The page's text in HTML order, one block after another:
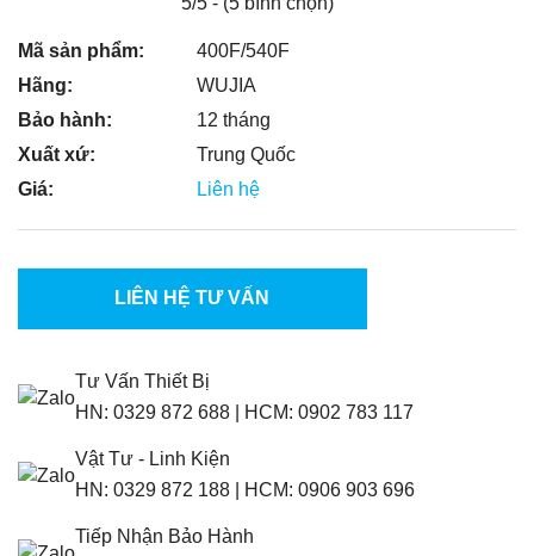
Mã sản phẩm:
400F/540F
Hãng:
WUJIA
Bảo hành:
12 tháng
Xuất xứ:
Trung Quốc
Giá:
Liên hệ
LIÊN HỆ TƯ VẤN
Tư Vấn Thiết Bị
HN: 0329 872 688 HCM: 0902 783 117
Vật Tư - Linh Kiện
HN: 0329 872 188 HCM: 0906 903 696
Tiếp Nhận Bảo Hành